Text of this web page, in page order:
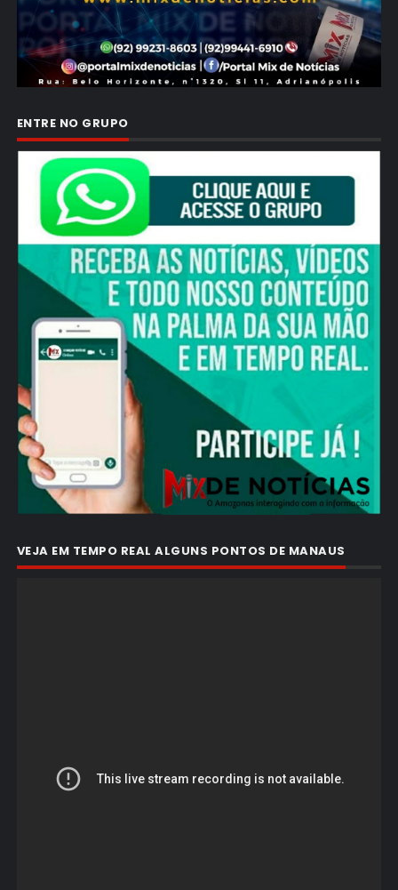
ENTRE NO GRUPO
VEJA EM TEMPO REAL ALGUNS PONTOS DE MANAUS